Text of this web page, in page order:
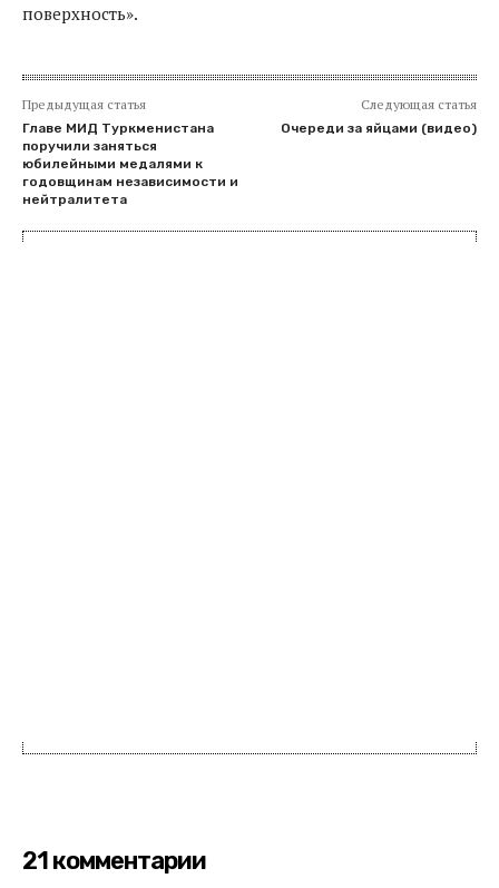
поверхность».
Предыдущая статья
Главе МИД Туркменистана
поручили заняться
юбилейными медалями к
годовщинам независимости и
нейтралитета
Следующая статья
Очереди за яйцами (видео)
21 комментарии